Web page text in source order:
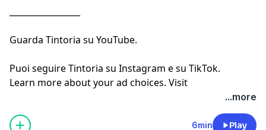
Guarda Tintoria su YouTube.
Puoi seguireTintoria su Instagram esu TikTok.
Learn more about your ad choices. Visit
...more
6min Play